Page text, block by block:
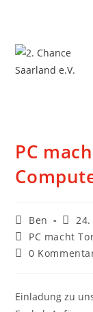
PC
Ben
24.
PC macht
0
Einladung zu